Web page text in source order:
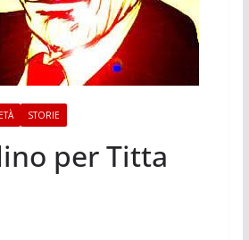
STORIE
per Titta